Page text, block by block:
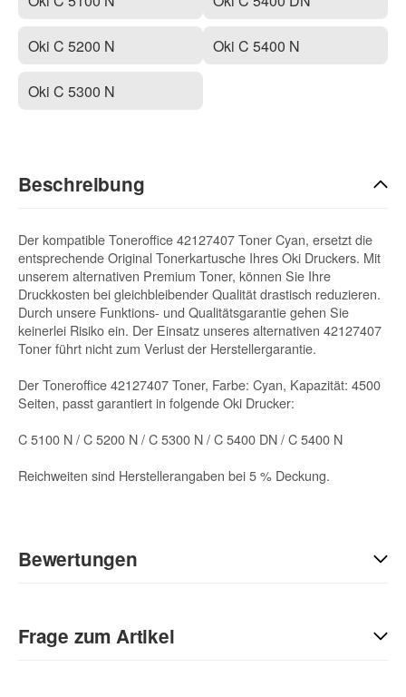
Oki C 5200 N
Oki C 5300 N
Oki C 5400 N
Beschreibung
Der kompatible Toneroffice 42127407 Toner Cyan, ersetzt die
entsprechende Original Tonerkartusche Ihres Oki Druckers. Mit
unserem alternativen Premium Toner, können Sie Ihre
Druckkosten bei gleichbleibender Qualität drastisch reduzieren.
Durch unsere Funktions- und Qualitätsgarantie gehen Sie
keinerlei Risiko ein. Der Einsatz unseres alternativen 42127407
Toner führt nicht zum Verlust der Herstellergarantie.
Der Toneroffice 42127407 Toner, Farbe: Cyan, Kapazität: 4500
Seiten, passt garantiert in folgende Oki Drucker:
C 5100 N / C 5200 N / C 5300 N / C 5400 DN / C 5400 N
Reichweiten sind Herstellerangaben bei 5 % Deckung.
Bewertungen
Sie Anderen bei der Kaufentscheidung:
Frage zum Artikel